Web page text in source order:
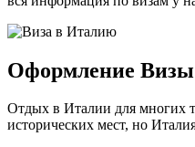
Оформление
Отдых в Италии для многих
исторических мест, но